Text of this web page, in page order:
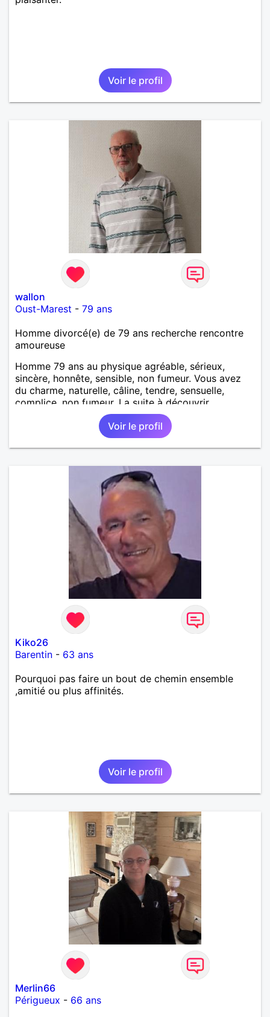
Voir le profil
wallon
Oust-Marest - 79 ans
Homme divorcé(e) de 79 ans recherche rencontre
amoureuse
Homme 79 ans au physique agréable, sérieux,
sincère, honnête, sensible, non fumeur. Vous avez
du charme, naturelle, câline, tendre, sensuelle,
complice, non fumeur. La suite à découvrir
ensemble pour l'un comme pour l'autre.
Voir le profil
Kiko26
Barentin - 63 ans
Pourquoi pas faire un bout de chemin ensemble
,amitié ou plus affinités.
Voir le profil
Merlin66
Périgueux - 66 ans